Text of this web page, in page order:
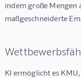
indem große Mengen
maßgeschneiderte
KI ermöglicht es